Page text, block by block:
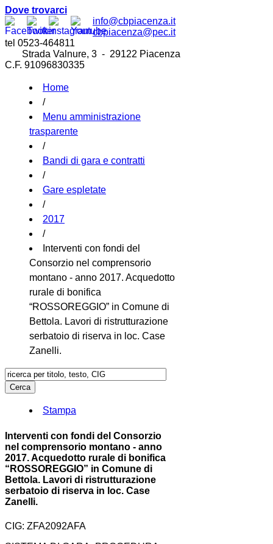
Dove trovarci
info@cbpiacenza.it
cbpiacenza@pec.it
tel 0523-464811
Strada Valnure, 3 - 29122 Piacenza
C.F. 91096830335
Home
/
Menu amministrazione
trasparente
/
Bandi di gara e contratti
/
Gare espletate
/
2017
/
Interventi con fondi del
Consorzio nel comprensorio
montano - anno 2017. Acquedotto
rurale di bonifica
“ROSSOREGGIO” in Comune di
Bettola. Lavori di ristrutturazione
serbatoio di riserva in loc. Case
Zanelli.
Stampa
Interventi con fondi del Consorzio
nel comprensorio montano - anno
2017. Acquedotto rurale di bonifica
“ROSSOREGGIO” in Comune di
Bettola. Lavori di ristrutturazione
serbatoio di riserva in loc. Case
Zanelli.
CIG: ZFA2092AFA